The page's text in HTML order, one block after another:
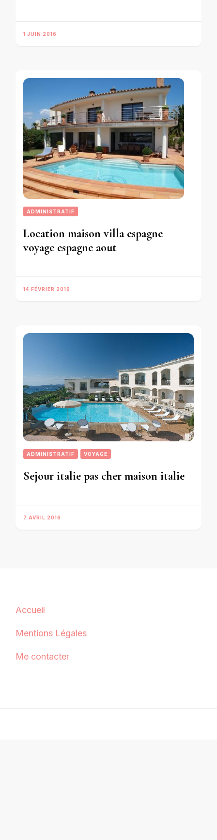
1 JUIN 2016
ADMINISTRATIF
Location maison villa espagne
voyage espagne aout
14 FÉVRIER 2016
ADMINISTRATIF VOYAGE
Sejour italie pas cher maison italie
7 AVRIL 2016
Accueil
Mentions Légales
Me contacter